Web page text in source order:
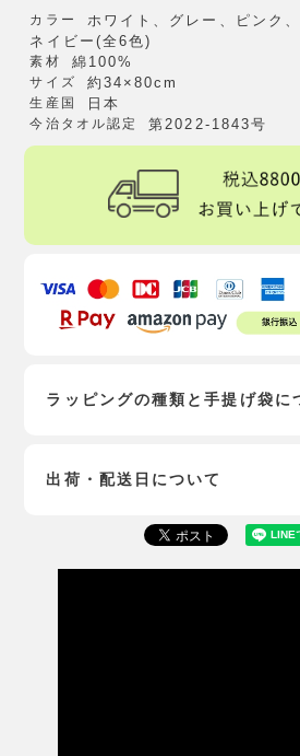
カラー
ホワイト、グレー、ピンク
ネイビー(全6色)
素材 綿100%
サイズ 約34×80cm
生産国 日本
今治タオル認定 第2022-1843号
ラッピングの種類と手提げ袋に
出荷・配送日について